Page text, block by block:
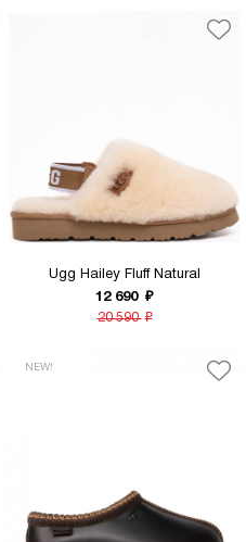
Ugg Hailey Fluff Natural
12 690 ₽
20 590 ₽
NEW!